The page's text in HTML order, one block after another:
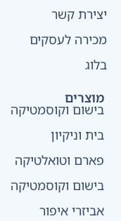
יצירת קשר
מכירה לעסקים
בלוג
מוצרים
בישום וקוסמטיקה
בית וניקיון
פארם וטואלטיקה
בישום וקוסמטיקה
אביזרי איפור